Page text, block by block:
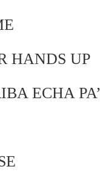
HANDS UP
ECHA